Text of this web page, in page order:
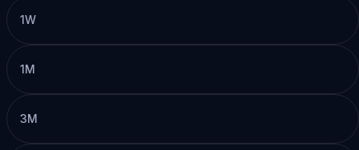
1W
1M
3M